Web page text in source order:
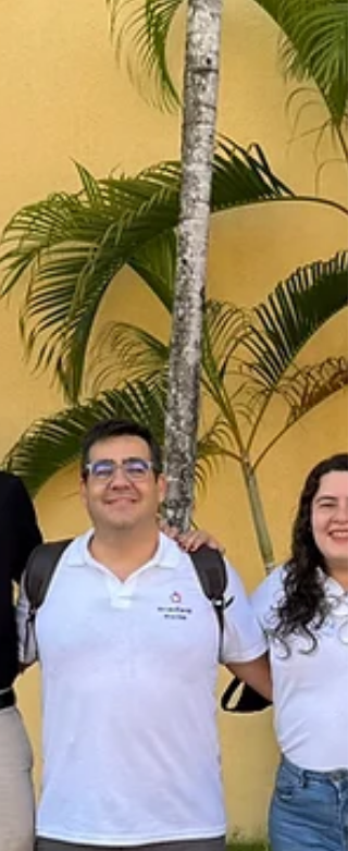
cerca la vida de este centro educativo.
Trabajo conjunto y proyección
educativa Durante la jornada, el
equipo profundizó en diversas
propuestas orientadas al
fortalecimiento de la red. Entre ellas,
avanzó en líneas de mejora para la
formación de directivos